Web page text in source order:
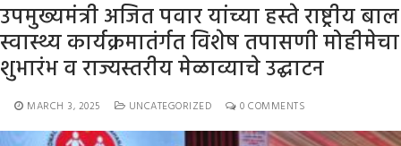
उपमुख्यमंत्री अजित पवार यांच्या हस्ते राष्ट्रीय बाल
स्वास्थ्य कार्यक्रमातंर्गत विशेष तपासणी मोहीमेचा
शुभारंभ व राज्यस्तरीय मेळाव्याचे उद्घाटन
MARCH 3, 2025 UNCATEGORIZED 0 COMMENTS